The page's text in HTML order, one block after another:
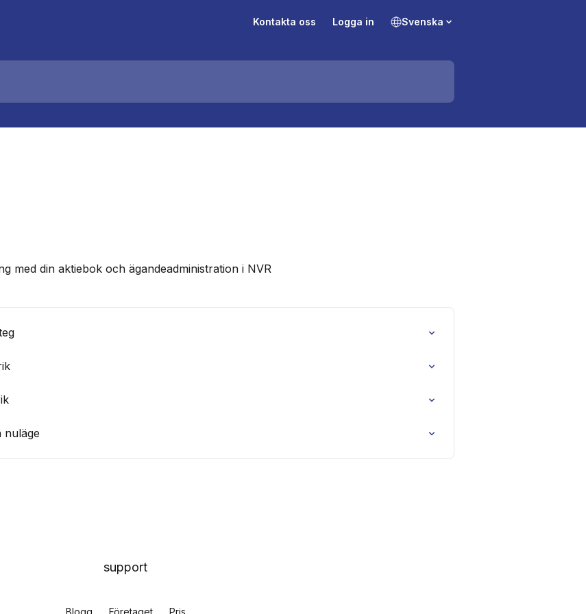
Kontakta oss Logga in Svenska
med din aktiebok och ägandeadministration i NVR
nuläge
support
Blogg Företaget Pris